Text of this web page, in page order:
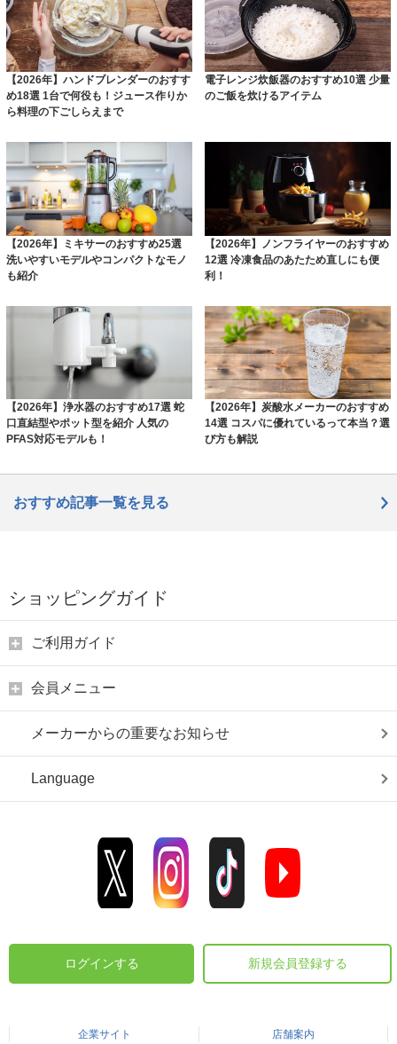
【2026年】ハンドブレンダーのおすす
め18選 1台で何役も！ジュース作りか
ら料理の下ごしらえまで
電子レンジ炊飯器のおすすめ10選 少量
のご飯を炊けるアイテム
【2026年】ミキサーのおすすめ25選
洗いやすいモデルやコンパクトなモノ
も紹介
【2026年】ノンフライヤーのおすすめ
12選 冷凍食品のあたため直しにも便
利！
【2026年】浄水器のおすすめ17選 蛇
口直結型やポット型を紹介 人気の
PFAS対応モデルも！
【2026年】炭酸水メーカーのおすすめ
14選 コスパに優れているって本当？選
び方も解説
おすすめ記事一覧を見る
ショッピングガイド
ご利用ガイド
会員メニュー
メーカーからの重要なお知らせ
Language
ログインする 新規会員登録する
企業サイト 店舗案内